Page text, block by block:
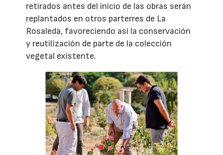
retirados antes del inicio de las obras serán
replantados en otros parterres de La
Rosaleda, favoreciendo así la conservación
y reutilización de parte de la colección
vegetal existente.